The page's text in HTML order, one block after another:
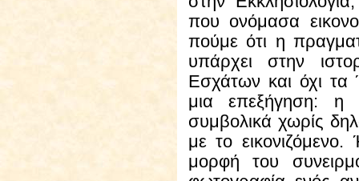
που ονόμασα
πούμε ότι η
υπάρχει στην
Εσχάτων και όχι τα
μια επεξήγηση: η
συμβολικά χωρίς
με το
μορφή του